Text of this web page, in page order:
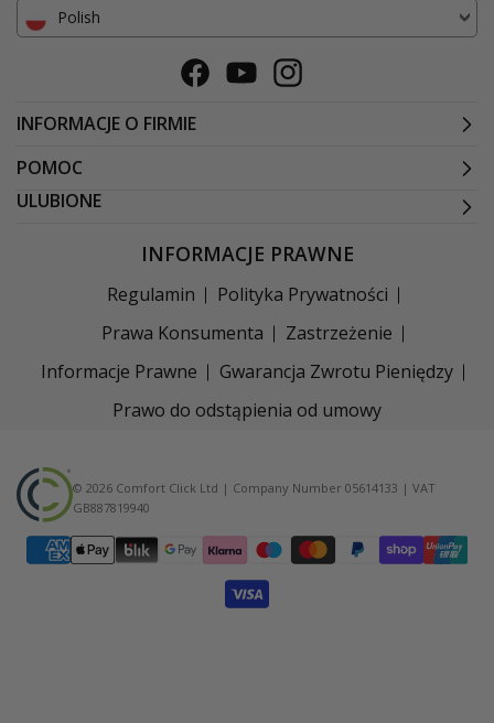
Polish
FacebookYoutubeInstagram
INFORMACJE O FIRMIE
POMOC
ULUBIONE
INFORMACJE PRAWNE
Regulamin
Polityka Prywatności
Prawa Konsumenta
Zastrzeżenie
Informacje Prawne
Gwarancja Zwrotu Pieniędzy
Prawo do odstąpienia od umowy
© 2026 Comfort Click Ltd | Company Number 05614133 | VAT
GB887819940